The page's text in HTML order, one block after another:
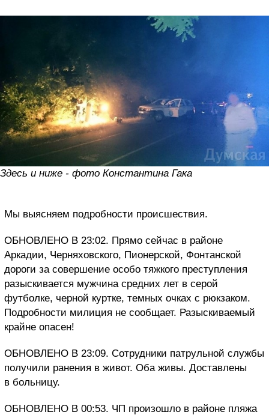
Здесь и ниже - фото Константина Гака
Мы выясняем подробности происшествия.
ОБНОВЛЕНО В 23:02. Прямо сейчас в районе
Аркадии, Черняховского, Пионерской, Фонтанской
дороги за совершение особо тяжкого преступления
разыскивается мужчина средних лет в серой
футболке, черной куртке, темных очках с рюкзаком.
Подробности милиция не сообщает. Разыскиваемый
крайне опасен!
ОБНОВЛЕНО В 23:09. Сотрудники патрульной службы
получили ранения в живот. Оба живы. Доставлены
в больницу.
ОБНОВЛЕНО В 00:53. ЧП произошло в районе пляжа